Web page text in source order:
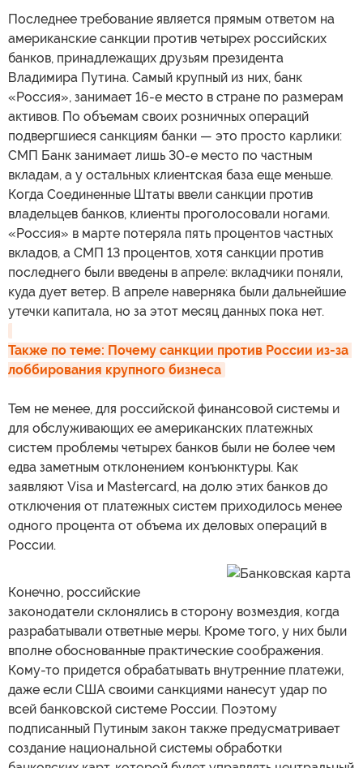
Последнее требование является прямым ответом на
американские санкции против четырех российских
банков, принадлежащих друзьям президента
Владимира Путина. Самый крупный из них, банк
«Россия», занимает 16-е место в стране по размерам
активов. По объемам своих розничных операций
подвергшиеся санкциям банки — это просто карлики:
СМП Банк занимает лишь 30-е место по частным
вкладам, а у остальных клиентская база еще меньше.
Когда Соединенные Штаты ввели санкции против
владельцев банков, клиенты проголосовали ногами.
«Россия» в марте потеряла пять процентов частных
вкладов, а СМП 13 процентов, хотя санкции против
последнего были введены в апреле: вкладчики поняли,
куда дует ветер. В апреле наверняка были дальнейшие
утечки капитала, но за этот месяц данных пока нет.
Также по теме: Почему санкции против России из-за
лоббирования крупного бизнеса
Тем не менее, для российской финансовой системы и
для обслуживающих ее американских платежных
систем проблемы четырех банков были не более чем
едва заметным отклонением конъюнктуры. Как
заявляют Visa и Mastercard, на долю этих банков до
отключения от платежных систем приходилось менее
одного процента от объема их деловых операций в
России.
Конечно, российские
законодатели склонялись в сторону возмездия, когда
разрабатывали ответные меры. Кроме того, у них были
вполне обоснованные практические соображения.
Кому-то придется обрабатывать внутренние платежи,
даже если США своими санкциями нанесут удар по
всей банковской системе России. Поэтому
подписанный Путиным закон также предусматривает
создание национальной системы обработки